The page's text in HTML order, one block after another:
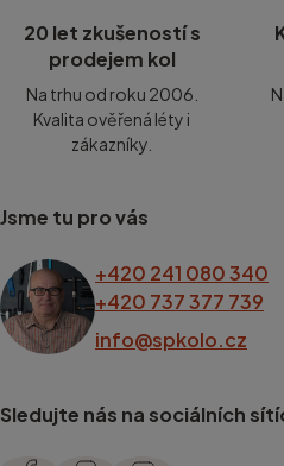
20 let zkušeností s
prodejem kol
Na trhu od roku 2006.
Kvalita ověřená léty i
zákazníky.
Jsme tu pro vás
+420 241 080 340
+420 737 377 739
info@spkolo.cz
Sledujte nás na sociálních